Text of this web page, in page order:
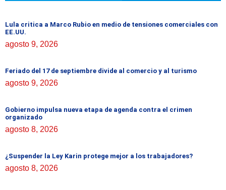
Lula critica a Marco Rubio en medio de tensiones comerciales con
EE.UU.
agosto 9, 2026
Feriado del 17 de septiembre divide al comercio y al turismo
agosto 9, 2026
Gobierno impulsa nueva etapa de agenda contra el crimen
organizado
agosto 8, 2026
¿Suspender la Ley Karin protege mejor a los trabajadores?
agosto 8, 2026